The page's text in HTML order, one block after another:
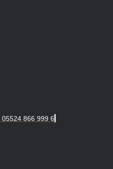
05524 866 999 6